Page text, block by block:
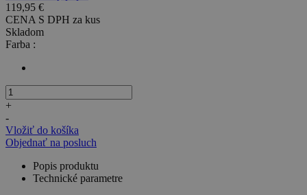
119,95 €
CENA S DPH za kus
Skladom
Farba :
+
-
Vložiť do košíka
Objednať na posluch
Popis produktu
Technické parametre